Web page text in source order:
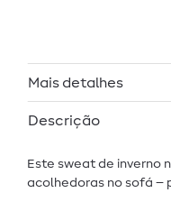
Mais detalhes
Descrição
Este sweat de inverno
acolhedoras no sofá –